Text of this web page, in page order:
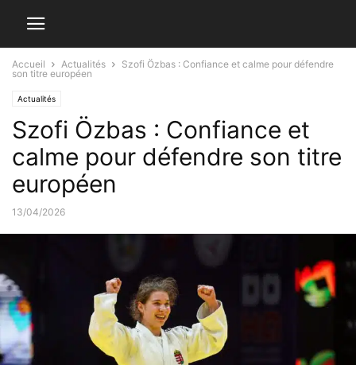
Accueil Actualités
Szofi Özbas : Confiance et calme pour défendre
son titre européen
Actualités
Szofi Özbas : Confiance et
calme pour défendre son titre
européen
13/04/2026